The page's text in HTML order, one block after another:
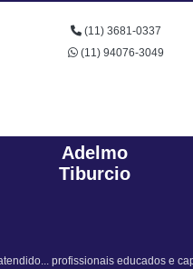
(11) 3681-0337
(11) 94076-3049
Sandra Fiuza
Atendimento Rápido e Eficiente pelo